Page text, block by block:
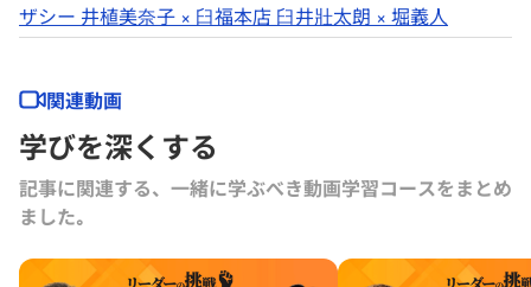
ザシー 井植美奈子 × 臼福本店 臼井壯太朗 × 堀義人
関連動画
学びを深くする
記事に関連する、一緒に学ぶべき動画学習コースをまとめ
ました｡